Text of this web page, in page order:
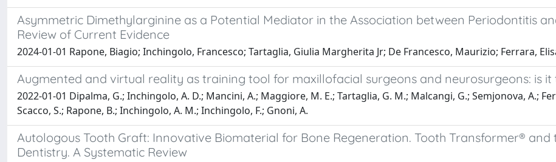
Asymmetric Dimethylarginine as a Potential Mediator in the Association between Periodontitis
Review of Current Evidence
2024-01-01 Rapone, Biagio; Inchingolo, Francesco; Tartaglia, Giulia Margherita Jr; De Francesco, Maurizio; Ferrara,
Augmented and virtual reality as training tool for maxillofacial surgeons and neurosurgeons: is it
2022-01-01 Dipalma, G.; Inchingolo, A. D.; Mancini, A.; Maggiore, M. E.; Tartaglia, G. M.; Malcangi, G.; Semjonova, A.;
Scacco, S.; Rapone, B.; Inchingolo, A. M.; Inchingolo, F.; Gnoni, A.
Autologous Tooth Graft: Innovative Biomaterial for Bone Regeneration. Tooth Transformer®
Dentistry. A Systematic Review